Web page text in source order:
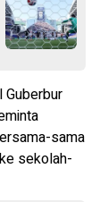
Guberbur
sama
sekolah-